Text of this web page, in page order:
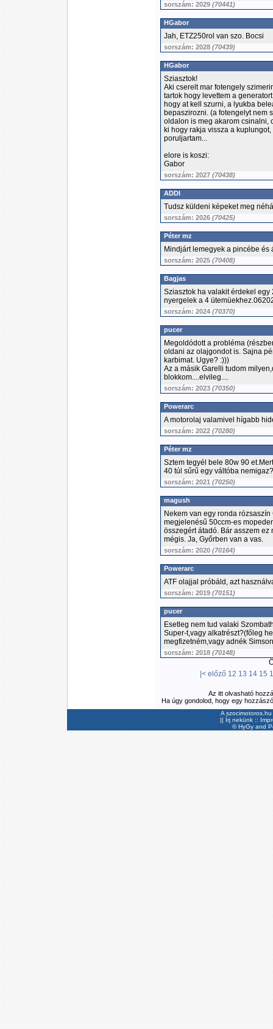
sorszám: 2029 (70441)
HGabor
Jah, ETZ250rol van szo. Bocsi
sorszám: 2028 (70439)
HGabor
Sziasztok!
Aki cserelt mar fotengely
tartok hogy levettem a
hogy at kell szurni, a lyukba
bepaszirozni. (a fotengelyt nem
oldalon is meg akarom csinalni,
ki hogy rakja vissza a
poruljartam...
elore is koszi:
Gabor
sorszám: 2027 (70438)
ADDI
Tudsz küldeni képeket meg
sorszám: 2026 (70425)
Péter mz
Mindjárt lemegyek a pincébe és
sorszám: 2025 (70408)
Bagjas
Sziasztok ha valakit érdekel
nyergelek a 4
sorszám: 2024 (70370)
pucer
Megoldódott a probléma
oldani az olajgondot is. Sajna
karbimat. Ugye? :)))
Az a másik Garelli tudom
blokkom....elvileg....
sorszám: 2023 (70350)
Powerarc
A motorolaj valamivel hígabb
sorszám: 2022 (70280)
Péter mz
Sztem tegyél bele 80w 90
40 túl sűrű egy váltóba nemigaz?
sorszám: 2021 (70250)
magush
Nekem van egy ronda
megjelenésű 50ccm-es
összegért átadó. Bár asszem
mégis. Ja, Győrben van a vas.
sorszám: 2020 (70164)
Powerarc
ATF olajjal próbáld, azt
sorszám: 2019 (70151)
pucer
Esetleg nem tud valaki
Super-t,vagy alkatrészt?(főleg
megfizetném,vagy adnék
sorszám: 2018 (70148)
|< előző 12 13 14 15
Az itt olvasható
Ha úgy gondolod, hogy egy
A
|| Írj nekünk ::
©HyGyand